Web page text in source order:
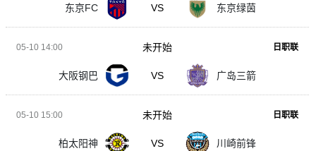
东京FC VS 东京绿茵
05-10 14:00 日职联
大阪钢巴 VS 广岛三箭
未开始
05-10 15:00 日职联
柏太阳神 VS 川崎前锋
未开始